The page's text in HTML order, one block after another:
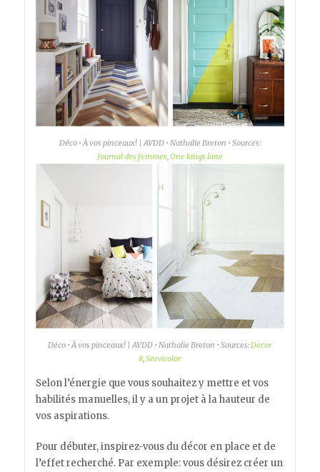
Déco • À vos pinceaux! | AVDD • Nathalie Breton • Sources:
Journal des femmes,One kings lane
Déco • À vos pinceaux! | AVDD • Nathalie Breton • Sources:Decor
8,Servicolor
Selon l’énergie que vous souhaitez y mettre et vos
habilités manuelles, il y a un projet à la hauteur de
vos aspirations.
Pour débuter, inspirez-vous du décor en place et de
l’effet recherché. Par exemple: vous désirez créer un